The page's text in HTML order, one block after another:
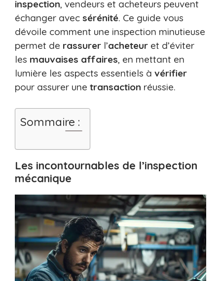
inspection, vendeurs et acheteurs peuvent
échanger avec sérénité. Ce guide vous
dévoile comment une inspection minutieuse
permet de rassurer l’acheteur et d’éviter
les mauvaises affaires, en mettant en
lumière les aspects essentiels à vérifier
pour assurer une transaction réussie.
Sommaire :
Les incontournables de l’inspection
mécanique